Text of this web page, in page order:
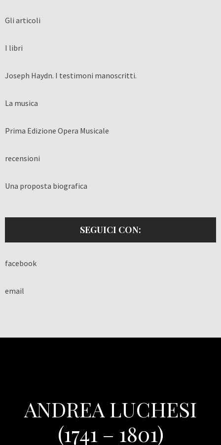
Gli articoli
I libri
Joseph Haydn. I testimoni manoscritti.
La musica
Prima Edizione Opera Musicale
recensioni
Una proposta biografica
SEGUICI CON:
facebook
email
ANDREA LUCHESI
(1741 – 1801)